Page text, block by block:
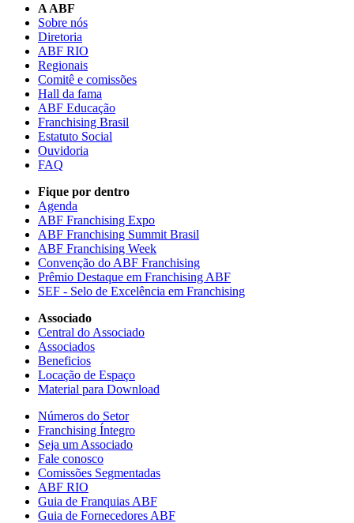
A ABF
Sobre nós
Diretoria
ABF RIO
Regionais
Comitê e comissões
Hall da fama
ABF Educação
Franchising Brasil
Estatuto Social
Ouvidoria
FAQ
Fique por dentro
Agenda
ABF Franchising Expo
ABF Franchising Summit Brasil
ABF Franchising Week
Convenção do ABF Franchising
Prêmio Destaque em Franchising ABF
SEF - Selo de Excelência em Franchising
Associado
Central do Associado
Associados
Beneficios
Locação de Espaço
Material para Download
Números do Setor
Franchising Íntegro
Seja um Associado
Fale conosco
Comissões Segmentadas
ABF RIO
Guia de Franquias ABF
Guia de Fornecedores ABF